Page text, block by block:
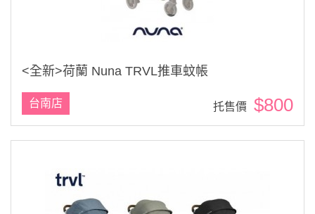
<全新>荷蘭 Nuna TRVL推車蚊帳
$800
托售價
台南店